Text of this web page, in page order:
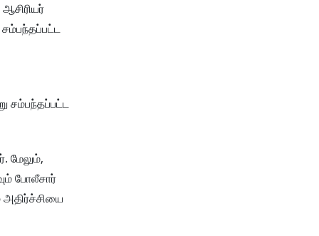
சம்பந்தப்பட்ட
மேலும்,
போலீசார்
அதிர்ச்சியை